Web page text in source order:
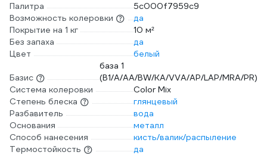
Палитра
5c000f7959c9
Возможность колеровки
да
Покрытие на 1 кг
10 м²
Без запаха
да
Цвет
белый
Базис
база 1
(B1/A/AA/BW/KA/VVA/AP/LAP/MRA/PR)
Система колеровки
Color Mix
Степень блеска
глянцевый
Разбавитель
вода
Основания
металл
Способ нанесения
кисть/валик/распыление
Термостойкость
да